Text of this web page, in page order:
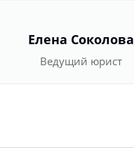
Елена Соколова
Ведущий юрист